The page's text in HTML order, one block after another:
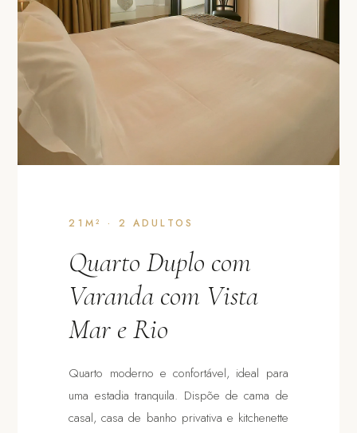
21M² · 2 ADULTOS
Quarto Duplo com
Varanda com Vista
Mar e Rio
Quarto moderno e confortável, ideal para
uma estadia tranquila. Dispõe de cama de
casal, casa de banho privativa e kitchenette